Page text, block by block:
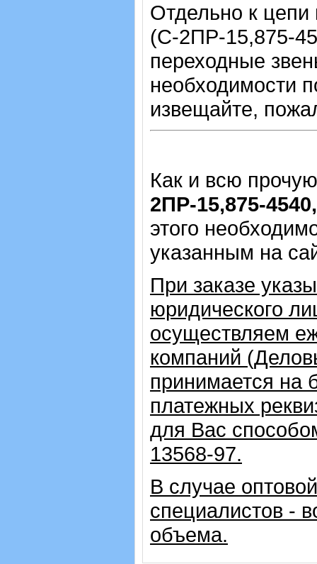
Отдельно к
(С-2ПР-15,875-
переходные
необходимости
извещайте,
Как и всю
2ПР-15,875-
этого
указанным на
При заказе
юридического
осуществляем
компаний
принимается на
платежных
для Вас
13568-97.
В случае
специалистов -
объема.